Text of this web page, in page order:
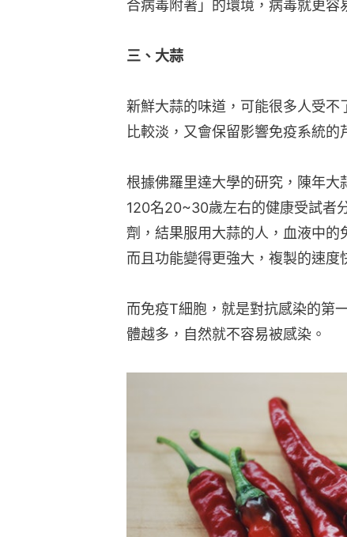
合病毒附著」的環境，病毒就更容
三、大蒜
新鮮大蒜的味道，可能很多人受
比較淡，又會保留影響免疫系統的
根據佛羅里達大學的研究，陳年
120名20~30歲左右的健康受試者
劑，結果服用大蒜的人，血液中的
而且功能變得更強大，複製的速度
而免疫T細胞，就是對抗感染的第
體越多，自然就不容易被感染。